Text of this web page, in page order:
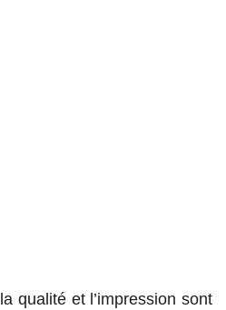
qualité et l’impression sont